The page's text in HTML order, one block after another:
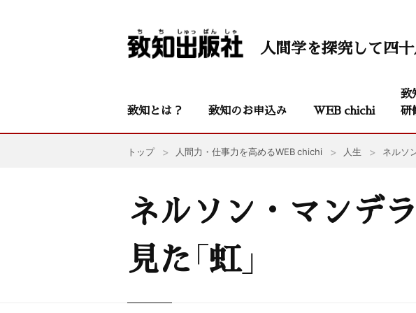
人間学を探究して四
致知とは？ 致知のお申込み WEB chichi
致
研
トップ 人間力・仕事力を高めるWEB chichi 人生 ネルソ
ネルソン・マンデ
見た「虹」